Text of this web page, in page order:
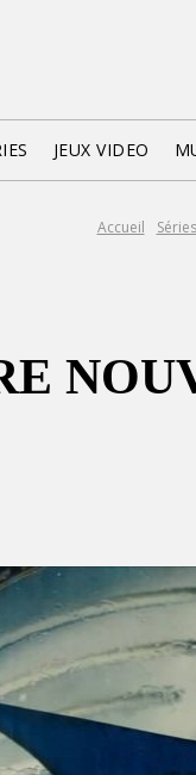
JEUX VIDEO
Accueil Séries